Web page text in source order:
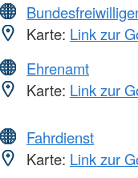
Karte: Link zur
Ehrenamt
Karte: Link zur
Fahrdienst
Karte: Link zur